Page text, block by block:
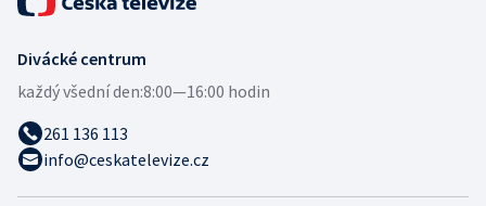
Divácké centrum
každý všední den:8:00—16:00 hodin
261 136 113
info@ceskatelevize.cz